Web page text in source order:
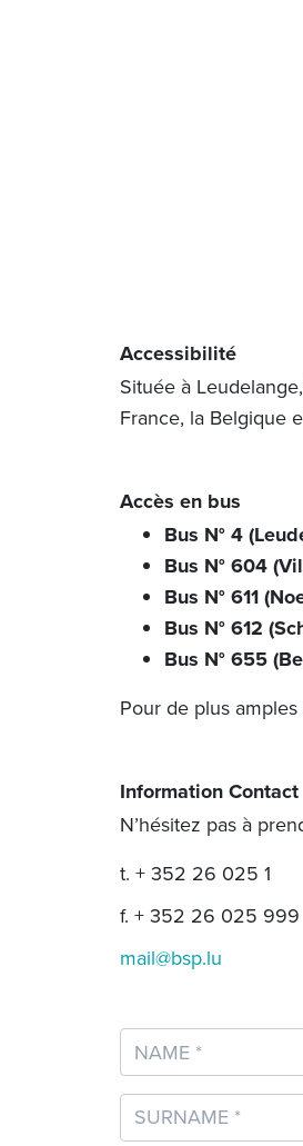
Accessibilité
Située à
France, la Belgique
Accès en bus
Bus N° 4
Bus N° 604
Bus N° 611
Bus N° 612
Bus N° 655
Pour de plus
Information Contact
N’hésitez pas à
t. + 352 26 025 1
f. + 352 26 025 999
mail@bsp.lu
Your Name
Surname